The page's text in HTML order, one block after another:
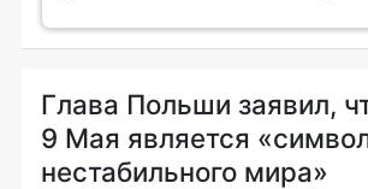
Глава Польши заявил,
9 Мая является
нестабильного мира»